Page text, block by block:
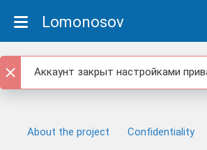
Lomonosov
Аккаунт закрыт настройками
About the project Confidentiality